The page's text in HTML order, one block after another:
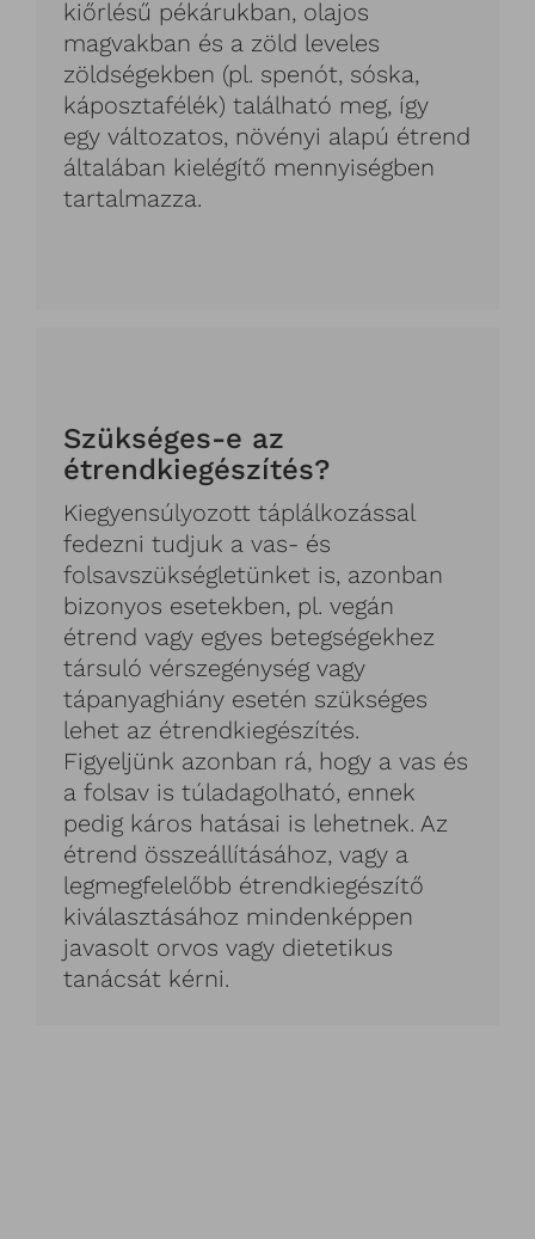
kiőrlésű pékárukban, olajos
magvakban és a zöld leveles
zöldségekben (pl. spenót, sóska,
káposztafélék) található meg, így
egy változatos, növényi alapú étrend
általában kielégítő mennyiségben
tartalmazza.
Szükséges-e az
étrendkiegészítés?
Kiegyensúlyozott táplálkozással
fedezni tudjuk a vas- és
folsavszükségletünket is, azonban
bizonyos esetekben, pl. vegán
étrend vagy egyes betegségekhez
társuló vérszegénység vagy
tápanyaghiány esetén szükséges
lehet az étrendkiegészítés.
Figyeljünk azonban rá, hogy a vas és
a folsav is túladagolható, ennek
pedig káros hatásai is lehetnek. Az
étrend összeállításához, vagy a
legmegfelelőbb étrendkiegészítő
kiválasztásához mindenképpen
javasolt orvos vagy dietetikus
tanácsát kérni.